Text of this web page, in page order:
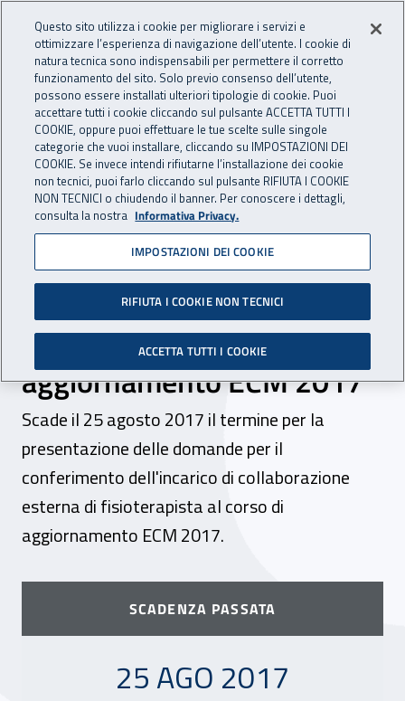
INAIL - Istituto Nazionale
Apri cerca
Navigazione principale
Navigazione - Ti trovi in:
Home Inail comunica Scadenze Scadenza
Sovrintendenza sanitaria
centrale: selezione
comparativa di un
fisioterapista per attività di
docenza al corso di
aggiornamento ECM 2017
Scade il 25 agosto 2017 il termine per la
presentazione delle domande per il
conferimento dell'incarico di collaborazione
esterna di fisioterapista al corso di
aggiornamento ECM 2017.
SCADENZA PASSATA
25 AGOSTO 2017
25 AGO 2017
Questo sito utilizza i cookie per migliorare i servizi e
ottimizzare l’esperienza di navigazione dell’utente. I cookie di
natura tecnica sono indispensabili per permettere il corretto
funzionamento del sito. Solo previo consenso dell’utente,
possono essere installati ulteriori tipologie di cookie. Puoi
accettare tutti i cookie cliccando sul pulsante ACCETTA TUTTI I
COOKIE, oppure puoi effettuare le tue scelte sulle singole
categorie che vuoi installare, cliccando su IMPOSTAZIONI DEI
COOKIE. Se invece intendi rifiutarne l’installazione dei cookie
non tecnici, puoi farlo cliccando sul pulsante RIFIUTA I COOKIE
NON TECNICI o chiudendo il banner. Per conoscere i dettagli,
consulta la nostra Informativa Privacy.
IMPOSTAZIONI DEI COOKIE
RIFIUTA I COOKIE NON TECNICI
ACCETTA TUTTI I COOKIE